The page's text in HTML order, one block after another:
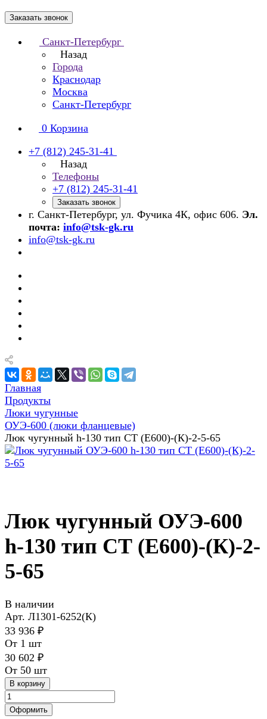
Заказать звонок
Санкт-Петербург
Назад
Города
Краснодар
Москва
Санкт-Петербург
0 Корзина
+7 (812) 245-31-41
Назад
Телефоны
+7 (812) 245-31-41
Заказать звонок
г. Санкт-Петербург, ул. Фучика 4К, офис 606. Эл.
почта: info@tsk-gk.ru
info@tsk-gk.ru
Главная
Продукты
Люки чугунные
ОУЭ-600 (люки фланцевые)
Люк чугунный h-130 тип СТ (Е600)-(К)-2-5-65
Люк чугунный ОУЭ-600
h-130 тип СТ (Е600)-(К)-2-
5-65
В наличии
Арт. Л1301-6252(К)
33 936 ₽
От 1 шт
30 602 ₽
От 50 шт
В корзину
Оформить